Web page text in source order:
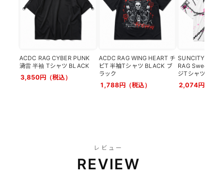
ACDC RAG CYBER PUNK
渦雷 半袖 Tシャツ BLACK
3,850円（税込）
ACDC RAG WING HEART チ
ビT 半袖Tシャツ BLACK ブ
ラック
1,788円（税込）
SUNCITY
RAG Sweet
ジTシャツ
2,074円（
レビュー
REVIEW